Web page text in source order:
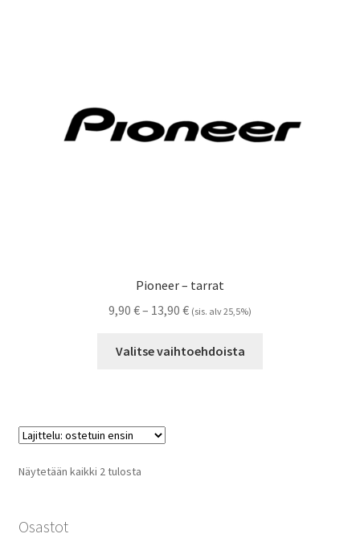
Pioneer – tarrat
9,90 €– 13,90 €Hintaluokka:
-
(sis. alv 25,5%)
Valitse vaihtoehdoista
Näytetään kaikki 2 tulostaSuosituimmat
Osastot